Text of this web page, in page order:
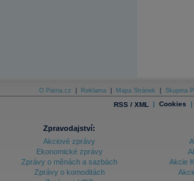
O Patria.cz Reklama Mapa Stránek Skupina
RSS / XML | Cookies |
Zpravodajství:
Akciové zprávy
Ekonomické zprávy
Zprávy o měnách a sazbách
Zprávy o komoditách
Akcie